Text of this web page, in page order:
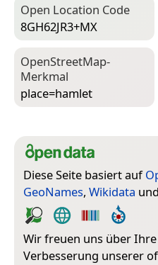
Open Location Code
8GH62JR3+MX
Open­Street­Map-
Merkmal
place=­hamlet
Diese Seite basiert auf
GeoNames, Wikidata und
Wir freuen uns über
Verbesserung unserer